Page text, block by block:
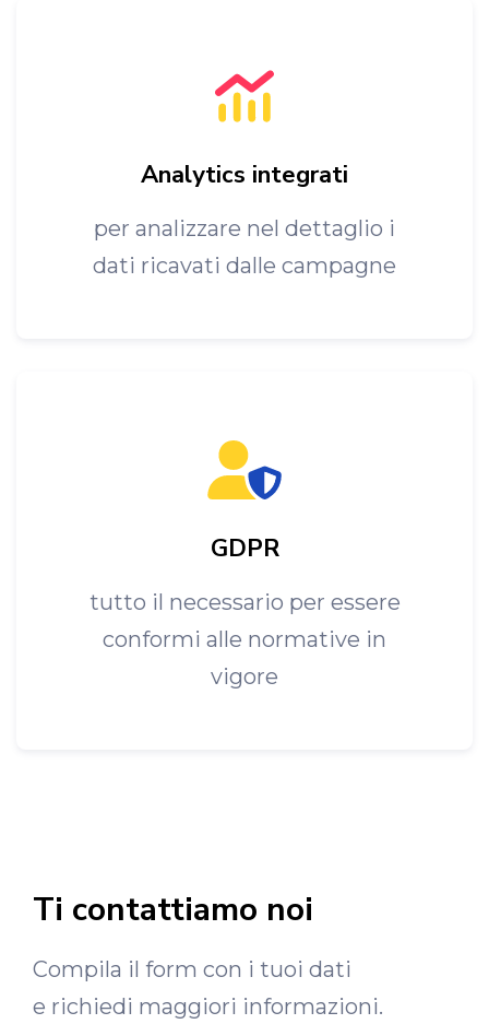
Analytics integrati
per analizzare nel dettaglio i
dati ricavati dalle campagne
GDPR
tutto il necessario per essere
conformi alle normative in
vigore
Ti contattiamo noi
Compila il form con i tuoi dati
e richiedi maggiori informazioni.